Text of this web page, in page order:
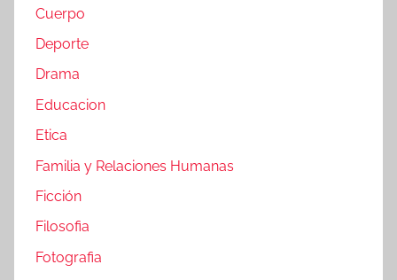
Cuerpo
Deporte
Drama
Educacion
Etica
Familia y Relaciones Humanas
Ficción
Filosofia
Fotografia